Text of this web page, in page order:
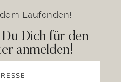
Laufenden!
Dich für den
anmelden!